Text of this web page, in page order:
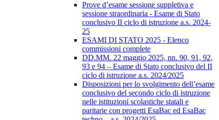
Prove d’esame sessione suppletiva e
sessione straordinaria - Esame di Stato
conclusivo II ciclo di istruzione a.s. 2024-
25
ESAMI DI STATO 2025 - Elenco
commissioni complete
DD.MM. 22 maggio 2025, nn. 90, 91, 92,
93 e 94 – Esame di Stato conclusivo del II
ciclo di istruzione a.s. 2024/2025
Disposizioni per lo svolgimento dell’esame
conclusivo del secondo ciclo di istruzione
nelle istituzioni scolastiche statali e
paritarie con progetti EsaBac ed EsaBac